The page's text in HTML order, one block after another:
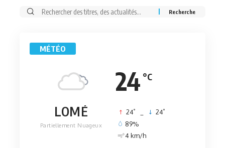
Rechercher:
MÉTÉO
24 °C
LOMÉ
Partiellement Nuageux
24° 24°
89%
4 km/h